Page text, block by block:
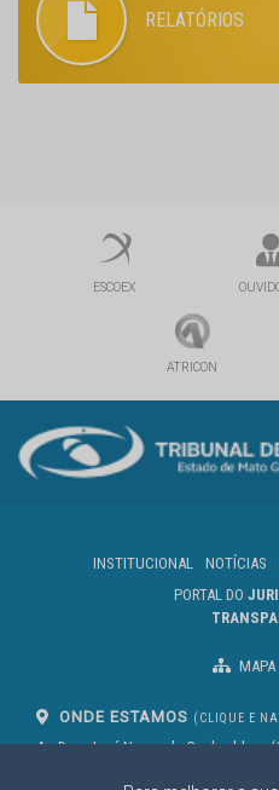
RELATÓRIOS
ESCOEX
ATRICON
INSTITUCIONAL NOTÍCIAS
PORTAL DO
MAPA
ONDE ESTAMOS (CLIQUE E
Av. Des. José Nunes da Cunha, bloco